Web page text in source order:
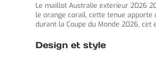
Le maillot Australie exterieur 2026
le orange corail, cette tenue
durant la Coupe du Monde 2026,
Design et style